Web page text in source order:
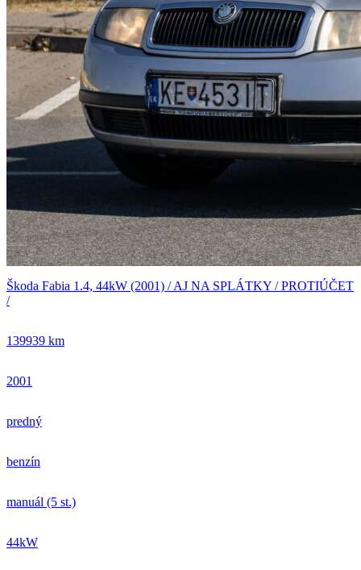
Škoda Fabia 1.4, 44kW (2001) / AJ NA SPLÁTKY / PROTIÚČET
/
139939 km
2001
predný
benzín
manuál (5 st.)
44kW